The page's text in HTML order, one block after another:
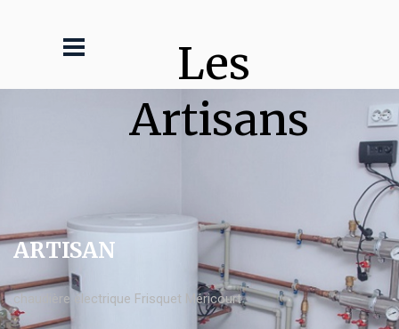
Les
Artisans
ARTISAN
chaudière électrique Frisquet Méricourt